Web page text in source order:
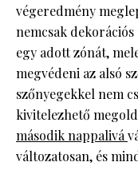
végeredmény
nemcsak
egy adott zónát,
megvédeni az alsó
szőnyegekkel nem
kivitelezhető
második nappalivá
változatosan, és